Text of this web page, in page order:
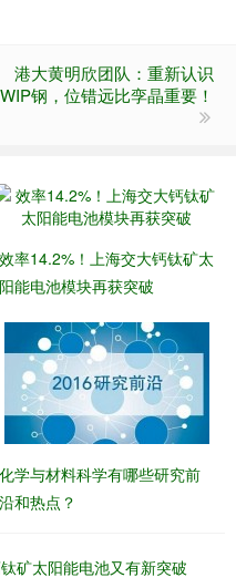
港大黄明欣团队：重新认识
钢，位错远比孪晶重要！
效率14.2%！上海交大钙钛矿太
阳能电池模块再获突破
化学与材料科学有哪些研究前
沿和热点？
矿太阳能电池又有新突破